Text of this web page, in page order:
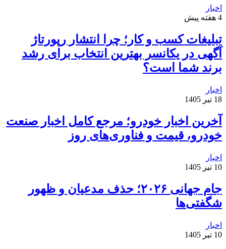
اخبار
4 هفته پیش
تبلیغات کسب و کار؛ چرا انتشار رپورتاژ
آگهی در یکانسر بهترین انتخاب برای رشد
برند شما است؟
اخبار
18 تیر 1405
آخرین اخبار خودرو؛ مرجع کامل اخبار صنعت
خودرو، قیمت و فناوری‌های روز
اخبار
10 تیر 1405
جام جهانی ۲۰۲۶؛ حذف مدعیان و ظهور
شگفتی‌ها
اخبار
10 تیر 1405